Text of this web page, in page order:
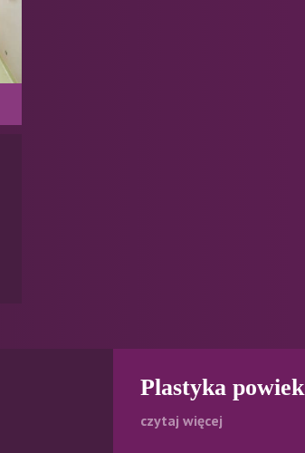
Plastyka powiek
czytaj więcej